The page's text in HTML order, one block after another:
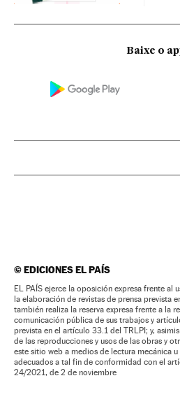
Baixe o
©EDICIONES EL PAÍS
EL PAÍS ejerce la oposición expresa frente al
la elaboración de revistas de prensa prevista
también realiza la reserva expresa frente a la
comunicación pública de sus trabajos y
prevista en el artículo 33.1 del TRLPI; y,
de las reproducciones y usos de las obras y
este sitio web a medios de lectura mecánica
adecuados a tal fin de conformidad con el
24/2021, de 2 de noviembre